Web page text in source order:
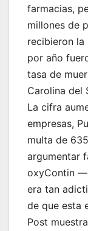
farmacias,
millones de
recibieron
por año
tasa de
Carolina del
La cifra
empresas,
multa de
argumentar
oxyContin
era tan
de que esta
Post